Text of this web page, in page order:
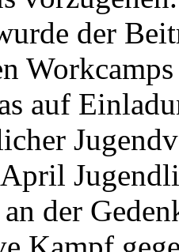
der
auf
der